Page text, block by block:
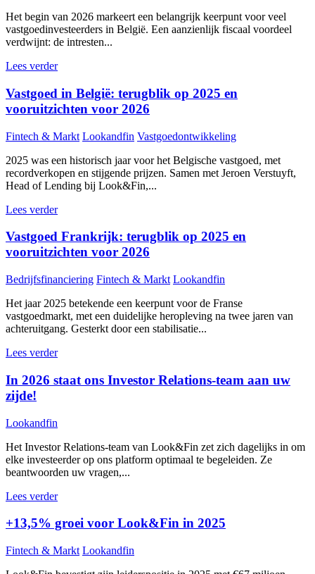
Het begin van 2026 markeert een belangrijk keerpunt voor veel
vastgoedinvesteerders in België. Een aanzienlijk fiscaal voordeel
verdwijnt: de intresten...
Lees verder
Vastgoed in België: terugblik op 2025 en
vooruitzichten voor 2026
Fintech & Markt Lookandfin Vastgoedontwikkeling
2025 was een historisch jaar voor het Belgische vastgoed, met
recordverkopen en stijgende prijzen. Samen met Jeroen Verstuyft,
Head of Lending bij Look&Fin,...
Lees verder
Vastgoed Frankrijk: terugblik op 2025 en
vooruitzichten voor 2026
Bedrijfsfinanciering Fintech & Markt Lookandfin
Het jaar 2025 betekende een keerpunt voor de Franse
vastgoedmarkt, met een duidelijke heropleving na twee jaren van
achteruitgang. Gesterkt door een stabilisatie...
Lees verder
In 2026 staat ons Investor Relations-team aan uw
zijde!
Lookandfin
Het Investor Relations-team van Look&Fin zet zich dagelijks in om
elke investeerder op ons platform optimaal te begeleiden. Ze
beantwoorden uw vragen,...
Lees verder
+13,5% groei voor Look&Fin in 2025
Fintech & Markt Lookandfin